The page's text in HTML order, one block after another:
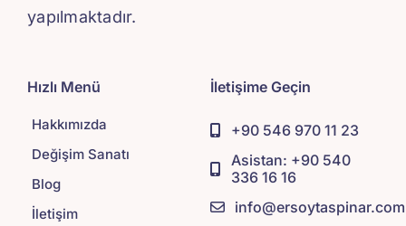
yapılmaktadır.
Hızlı Menü
Hakkımızda
Değişim Sanatı
Blog
İletişim
İletişime Geçin
+90 546 970 11 23
Asistan: +90 540
336 16 16
info@ersoytaspinar.com